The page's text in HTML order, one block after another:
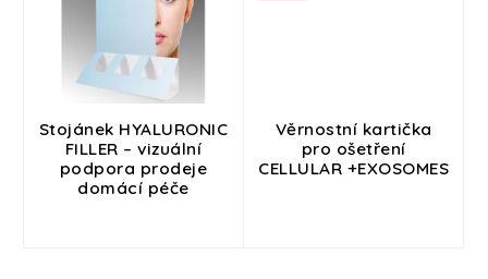
Stojánek HYALURONIC
FILLER – vizuální
podpora prodeje
domácí péče
Věrnostní kartička
pro ošetření
CELLULAR +EXOSOMES